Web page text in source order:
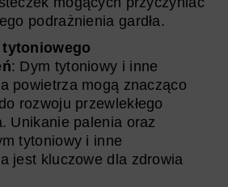
podrażnienia gardła.
: Dym tytoniowy i inne
powietrza mogą znacząco
rozwoju przewlekłego
Unikanie palenia oraz
tytoniowy i inne
jest kluczowe dla zdrowia